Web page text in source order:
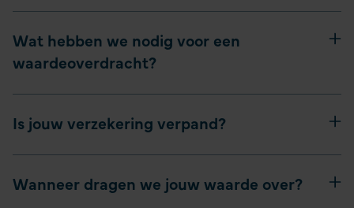
Wat hebben we nodig voor een
waardeoverdracht?
Is jouw verzekering verpand?
Wanneer dragen we jouw waarde over?